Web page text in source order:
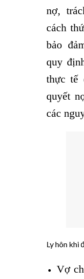
nợ,
cách
bảo
quy
thực tế
quyết
các
Ly hôn khi
Vợ